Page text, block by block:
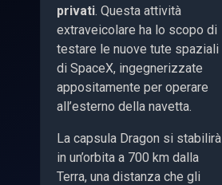
privati. Questa attività
extraveicolare ha lo scopo di
testare le nuove tute spaziali
di SpaceX, ingegnerizzate
appositamente per operare
all’esterno della navetta.
La capsula Dragon si stabilirà
in un’orbita a 700 km dalla
Terra, una distanza che gli